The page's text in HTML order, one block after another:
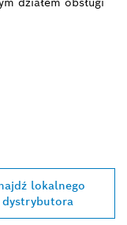
lokalnego
dystrybutora